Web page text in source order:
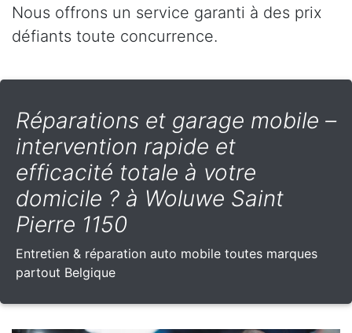
Nous offrons un service garanti à des prix
défiants toute concurrence.
Réparations et garage mobile –
intervention rapide et
efficacité totale à votre
domicile ? à Woluwe Saint
Pierre 1150
Entretien & réparation auto mobile toutes marques
partout Belgique